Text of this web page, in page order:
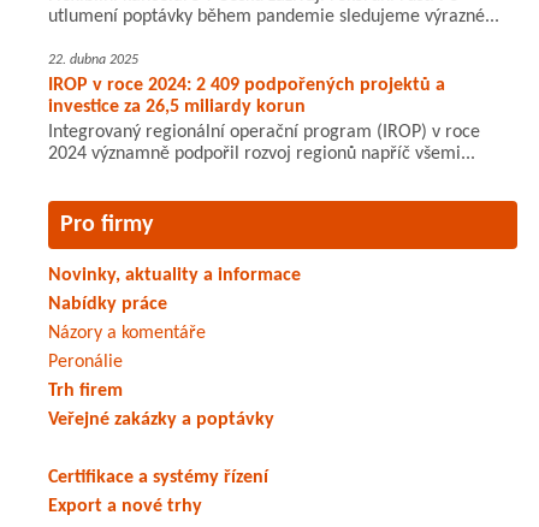
utlumení poptávky během pandemie sledujeme výrazné...
22. dubna 2025
IROP v roce 2024: 2 409 podpořených projektů a
investice za 26,5 miliardy korun
Integrovaný regionální operační program (IROP) v roce
2024 významně podpořil rozvoj regionů napříč všemi...
Pro firmy
Novinky, aktuality a informace
Nabídky práce
Názory a komentáře
Peronálie
Trh firem
Veřejné zakázky a poptávky
Certifikace a systémy řízení
Export a nové trhy